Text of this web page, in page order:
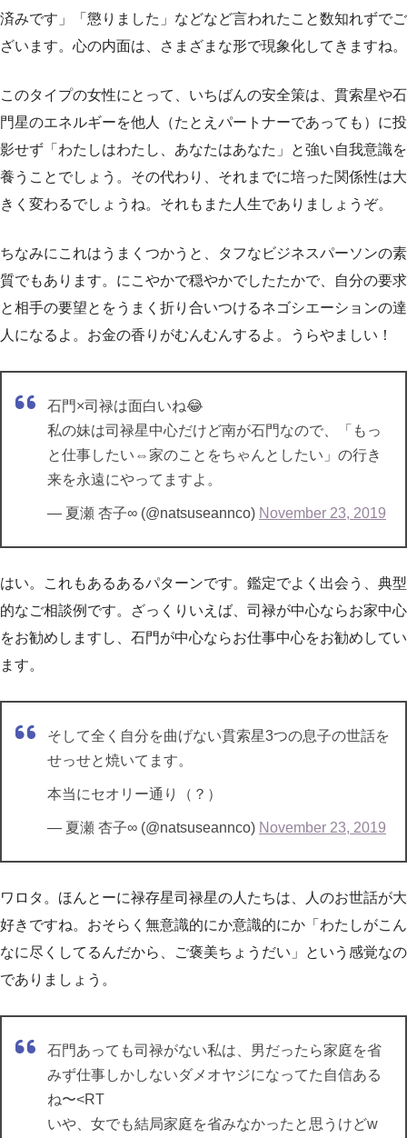
済みです」「懲りました」などなど言われたこと数知れずでご
ざいます。心の内面は、さまざまな形で現象化してきますね。
このタイプの女性にとって、いちばんの安全策は、貫索星や石
門星のエネルギーを他人（たとえパートナーであっても）に投
影せず「わたしはわたし、あなたはあなた」と強い自我意識を
養うことでしょう。その代わり、それまでに培った関係性は大
きく変わるでしょうね。それもまた人生でありましょうぞ。
ちなみにこれはうまくつかうと、タフなビジネスパーソンの素
質でもあります。にこやかで穏やかでしたたかで、自分の要求
と相手の要望とをうまく折り合いつけるネゴシエーションの達
人になるよ。お金の香りがむんむんするよ。うらやましい！
石門×司禄は面白いね😂
私の妹は司禄星中心だけど南が石門なので、「もっ
と仕事したい⇔家のことをちゃんとしたい」の行き
来を永遠にやってますよ。
— 夏瀬 杏子∞ (@natsuseannco) November 23, 2019
はい。これもあるあるパターンです。鑑定でよく出会う、典型
的なご相談例です。ざっくりいえば、司禄が中心ならお家中心
をお勧めしますし、石門が中心ならお仕事中心をお勧めしてい
ます。
そして全く自分を曲げない貫索星3つの息子の世話を
せっせと焼いてます。
本当にセオリー通り（？）
— 夏瀬 杏子∞ (@natsuseannco) November 23, 2019
ワロタ。ほんとーに禄存星司禄星の人たちは、人のお世話が大
好きですね。おそらく無意識的にか意識的にか「わたしがこん
なに尽くしてるんだから、ご褒美ちょうだい」という感覚なの
でありましょう。
石門あっても司禄がない私は、男だったら家庭を省
みず仕事しかしないダメオヤジになってた自信ある
ね〜<RT
いや、女でも結局家庭を省みなかったと思うけどw